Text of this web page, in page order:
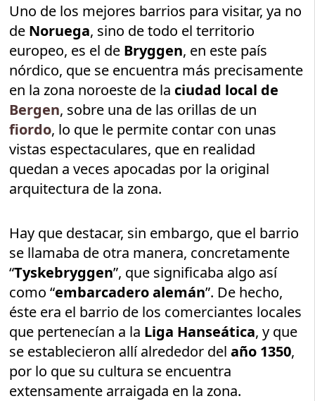
Uno de los mejores barrios para visitar, ya no
de Noruega, sino de todo el territorio
europeo, es el de Bryggen, en este país
nórdico, que se encuentra más precisamente
en la zona noroeste de la ciudad local de
Bergen, sobre una de las orillas de un
fiordo, lo que le permite contar con unas
vistas espectaculares, que en realidad
quedan a veces apocadas por la original
arquitectura de la zona.
Hay que destacar, sin embargo, que el barrio
se llamaba de otra manera, concretamente
“Tyskebryggen”, que significaba algo así
como “embarcadero alemán”. De hecho,
éste era el barrio de los comerciantes locales
que pertenecían a la Liga Hanseática, y que
se establecieron allí alrededor delaño 1350,
por lo que su cultura se encuentra
extensamente arraigada en la zona.